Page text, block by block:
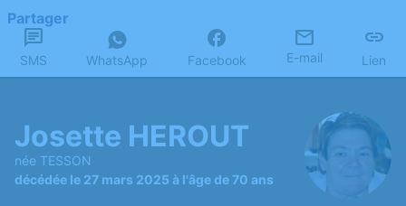
Partager
SMS WhatsApp Facebook E-mail Lien
Josette HEROUT
née TESSON
décédée le 27 mars 2025 à l'âge de 70 ans